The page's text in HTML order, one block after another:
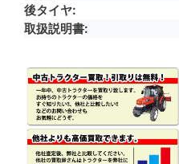
後タイヤ
取扱説明書